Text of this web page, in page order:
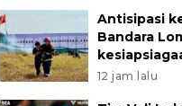
Antisipasi
Bandara
12 jam lalu